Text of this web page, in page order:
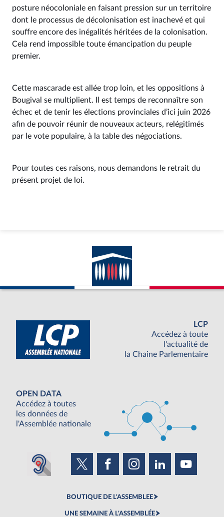
posture néocoloniale en faisant pression sur un territoire
dont le processus de décolonisation est inachevé et qui
souffre encore des inégalités héritées de la colonisation.
Cela rend impossible toute émancipation du peuple
premier.
Cette mascarade est allée trop loin, et les oppositions à
Bougival se multiplient. Il est temps de reconnaître son
échec et de tenir les élections provinciales d’ici juin 2026
afin de pouvoir réunir de nouveaux acteurs, relégitimés
par le vote populaire, à la table des négociations.
Pour toutes ces raisons, nous demandons le retrait du
présent projet de loi.
LCP
Accédez à toute
l'actualité de
la Chaine Parlementaire
OPEN DATA
Accédez à toutes
les données de
l'Assemblée nationale
BOUTIQUE DE L'ASSEMBLEE
UNE SEMAINE À L'ASSEMBLÉE